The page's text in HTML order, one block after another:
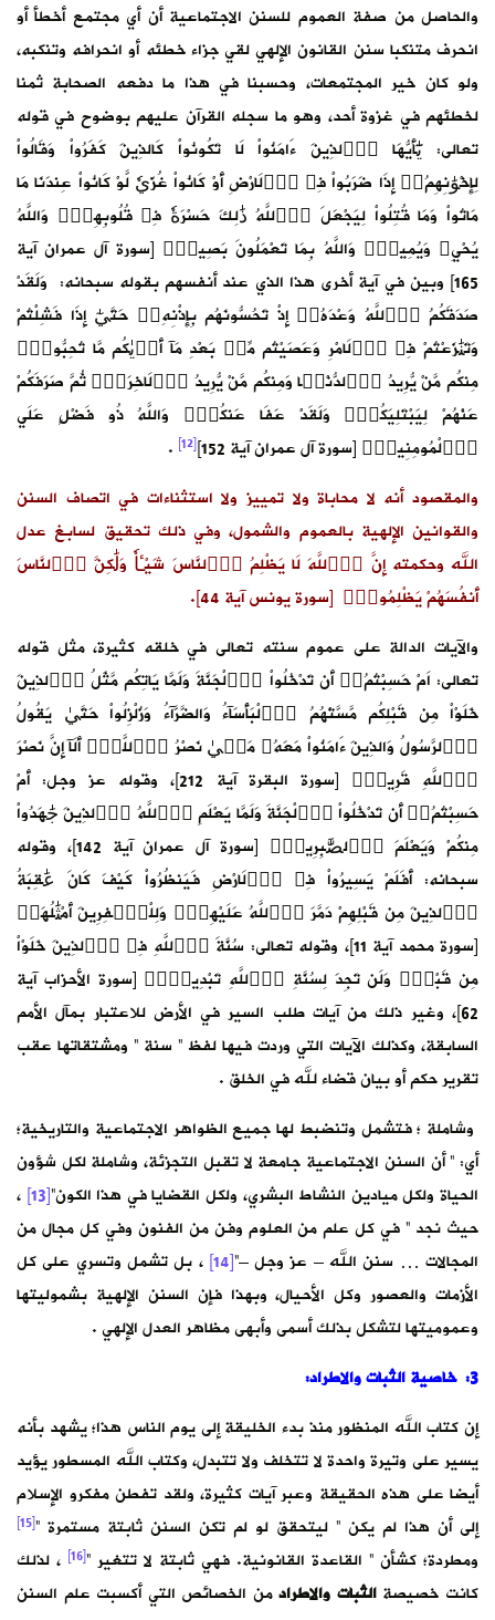
والحاصل من صفة العموم للسنن الاجتماعية أن أي مجتمع أخطأ أو
انحرف متنكبا سنن القانون الإلهي لقي جزاء خطئه أو انحرافه وتنكبه،
ولو كان خير المجتمعات، وحسبنا في هذا ما دفعه الصحابة ثمنا
لخطئهم في غزوة أحد، وهو ما سجله القرآن عليهم بوضوح في قوله
تعالى: يَٰٓأَيُّهَا اَ۬لذِينَ ءَامَنُواْ لَا تَكُونُواْ كَالذِينَ كَفَرُواْ وَقَالُواْ
لِإِخْوَٰنِهِمُۥٓ إِذَا ضَرَبُواْ فِے اِ۬لَارْضِ أَوْ كَانُواْ غُزّيٗ لَّوْ كَانُواْ عِندَنَا مَا
مَاتُواْ وَمَا قُتِلُواْ لِيَجْعَلَ اَ۬للَّهُ ذَٰلِكَ حَسْرَةٗ فِے قُلُوبِهِمْۖ وَاللَّهُ
يُحْيِۦ وَيُمِيتُۖ وَاللَّهُ بِمَا تَعْمَلُونَ بَصِيرٞۖ [سورة آل عمران آية
165] وبين في آية أخرى هذا الذي عند أنفسهم بقوله سبحانه: وَلَقَدْ
صَدَقَكُمُ اُ۬للَّهُ وَعْدَهُۥٓ إِذْ تَحُسُّونَهُم بِإِذْنِهِۦۖ حَتَّيٰٓ إِذَا فَشِلْتُمْ
وَتَنَٰزَعْتُمْ فِے اِ۬لَامْرِ وَعَصَيْتُم مِّنۢ بَعْدِ مَآ أَر۪يٰكُم مَّا تُحِبُّونَۖ
مِنكُم مَّنْ يُّرِيدُ اُ۬لدُّنْي۪ا وَمِنكُم مَّنْ يُّرِيدُ اُ۬لَاخِرَةَۖ ثُمَّ صَرَفَكُمْ
عَنْهُمْ لِيَبْتَلِيَكُمْۖ وَلَقَدْ عَفَا عَنكُمْۖ وَاللَّهُ ذُو فَضْلٍ عَلَي
اَ۬لْمُومِنِينَۖ [سورة آل عمران آية 152]
[12]
.
والمقصود أنه لا محاباة ولا تمييز ولا استثناءات في اتصاف السنن
والقوانين الإلهية بالعموم والشمول، وفي ذلك تحقيق لسابغ عدل
الله وحكمته إِنَّ اَ۬للَّهَ لَا يَظْلِمُ اُ۬لنَّاسَ شَيْـٔاٗ وَلَٰكِنَّ اَ۬لنَّاسَ
أَنفُسَهُمْ يَظْلِمُونَۖ [سورة يونس آية 44].
والآيات الدالة على عموم سنته تعالى في خلقه كثيرة، مثل قوله
تعالى: اَمْ حَسِبْتُمُۥٓ أَن تَدْخُلُواْ اُ۬لْجَنَّةَ وَلَمَّا يَاتِكُم مَّثَلُ اُ۬لذِينَ
خَلَوْاْ مِن قَبْلِكُم مَّسَّتْهُمُ اُ۬لْبَأْسَآءُ وَالضَّرَّآءُ وَزُلْزِلُواْ حَتَّيٰ يَقُولُ
اُ۬لرَّسُولُ وَالذِينَ ءَامَنُواْ مَعَهُۥ مَت۪يٰ نَصْرُ اُ۬للَّهِۖ أَلَآ إِنَّ نَصْرَ
اَ۬للَّهِ قَرِيبٞۖ [سورة البقرة آية 212]، وقوله عز وجل: أَمْ
حَسِبْتُمُۥٓ أَن تَدْخُلُواْ اُ۬لْجَنَّةَ وَلَمَّا يَعْلَمِ اِ۬للَّهُ اُ۬لذِينَ جَٰهَدُواْ
مِنكُمْ وَيَعْلَمَ اَ۬لصَّٰبِرِينَۖ [سورة آل عمران آية 142]، وقوله
سبحانه: أَفَلَمْ يَسِيرُواْ فِے اِ۬لَارْضِ فَيَنظُرُواْ كَيْفَ كَانَ عَٰقِبَةُ
اُ۬لذِينَ مِن قَبْلِهِمْ دَمَّرَ اَ۬للَّهُ عَلَيْهِمْۖ وَلِلْكٰ۪فِرِينَ أَمْثَٰلُهَاۖ
[سورة محمد آية 11]، وقوله تعالى: سُنَّةَ اَ۬للَّهِ فِے اِ۬لذِينَ خَلَوْاْ
مِن قَبْلُۖ وَلَن تَجِدَ لِسُنَّةِ اِ۬للَّهِ تَبْدِيلاٗۖ [سورة الأحزاب آية
62]، وغير ذلك من آيات طلب السير في الأرض للاعتبار بمآل الأمم
السابقة، وكذلك الآيات التي وردت فيها لفظ ” سنة ” ومشتقاتها عقب
تقرير حكم أو بيان قضاء لله في الخلق .
وشاملة ؛ فتشمل وتنضبط لها جميع الظواهر الاجتماعية والتاريخية؛
أي: ” أن السنن الاجتماعية جامعة لا تقبل التجزئة، وشاملة لكل شؤون
الحياة ولكل ميادين النشاط البشري، ولكل القضايا في هذا الكون”[13]
،
حيث نجد ” في كل علم من العلوم وفن من الفنون وفي كل مجال من
المجالات … سنن الله – عز وجل –”[14]
، بل تشمل وتسري على كل
الأزمات والعصور وكل الأحيال، وبهذا فإن السنن الإلهية بشموليتها
وعموميتها لتشكل بذلك أسمى وأبهى مظاهر العدل الإلهي .
3: خاصية الثبات والاطراد:
إن كتاب الله المنظور منذ بدء الخليقة إلى يوم الناس هذا؛ يشهد بأنه
يسير على وتيرة واحدة لا تتخلف ولا تتبدل، وكتاب الله المسطور يؤيد
أيضا على هذه الحقيقة وعبر آيات كثيرة، ولقد تفطن مفكرو الإسلام
إلى أن هذا لم يكن ” ليتحقق لو لم تكن السنن ثابتة مستمرة “[15]
ومطردة؛ كشأن ” القاعدة القانونية. فهي ثابتة لا تتغير “[16]
، لذلك
كانت خصيصةالثبات والاطرادمن الخصائص التي أكسبت علم السنن